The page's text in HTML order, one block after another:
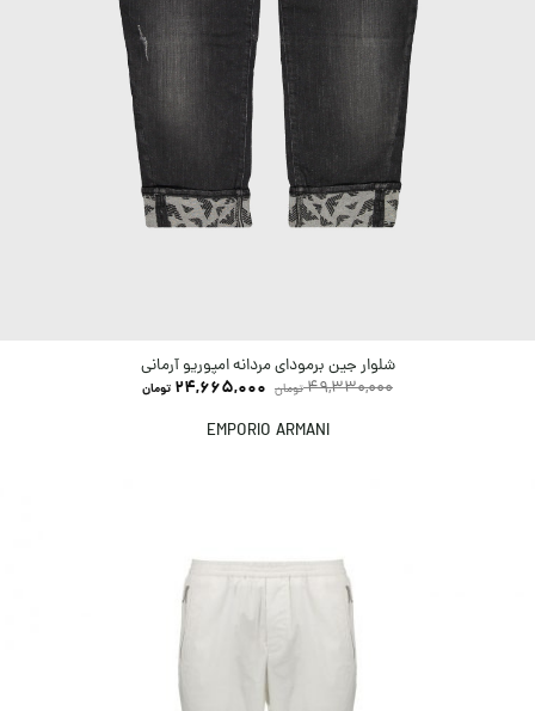
شلوار جین برمودای مردانه امپوریو آرمانی
49,330,000 تومان 24,665,000 تومان
EMPORIO ARMANI